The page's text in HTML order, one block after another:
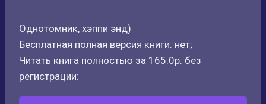
Однотомник, хэппи энд)
Бесплатная полная версия книги: нет;
Читать книга полностью за 165.0р. без
регистрации: